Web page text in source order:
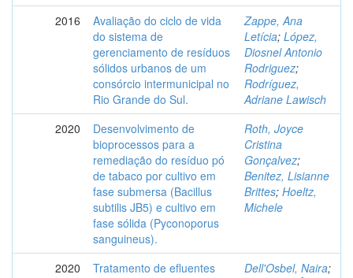
2016
Avaliação do ciclo de vida
do sistema de
gerenciamento de resíduos
sólidos urbanos de um
consórcio intermunicipal no
Rio Grande do Sul.
Zappe, Ana
Letícia; López,
Diosnel Antonio
Rodriguez;
Rodríguez,
Adriane Lawisch
2020
Desenvolvimento de
bioprocessos para a
remediação do resíduo pó
de tabaco por cultivo em
fase submersa (Bacillus
subtilis JB5) e cultivo em
fase sólida (Pyconoporus
sanguineus).
Roth, Joyce
Cristina
Gonçalvez;
Benitez, Lisianne
Brittes; Hoeltz,
Michele
2020
Tratamento de efluentes
Dell'Osbel, Naira;